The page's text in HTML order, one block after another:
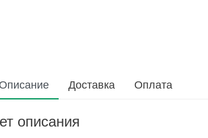
Доставка Оплата
описания